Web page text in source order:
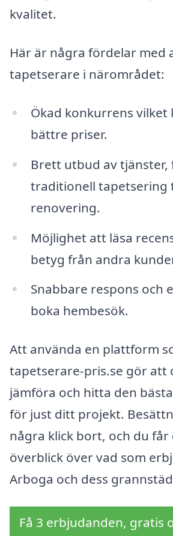
kvalitet.
Här är några fördelar med
tapetserare i närområdet:
Ökad konkurrens vilket
bättre priser.
Brett utbud av tjänster,
traditionell tapetsering
renovering.
Möjlighet att läsa
betyg från andra
Snabbare respons och
boka hembesök.
Att använda en plattform
tapetserare-pris.se gör att
jämföra och hitta den
för just ditt projekt.
några klick bort, och du får
överblick över vad som
Arboga och dess
Få 3 erbjudanden, gratis